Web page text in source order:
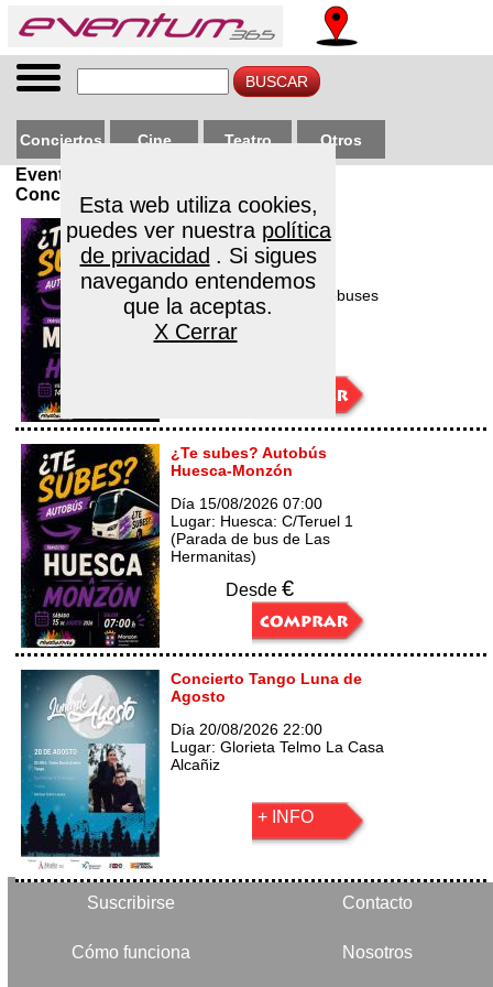
Esta web utiliza cookies,
puedes ver nuestra política
de privacidad . Si sigues
navegando entendemos
que la aceptas.
X Cerrar
Conciertos Cine Teatro Otros
Eventos > >
Conciertos
¿Te subes? Autobús
Monzón-Huesca
Día 14/08/2026 22:30
Lugar: Estación de autobuses
de Monzón
¿Te subes? Autobús
Huesca-Monzón
Día 15/08/2026 07:00
Lugar: Huesca: C/Teruel 1
(Parada de bus de Las
Hermanitas)
Desde €
Concierto Tango Luna de
Agosto
Día 20/08/2026 22:00
Lugar: Glorieta Telmo La Casa
Alcañiz
+ INFO
Suscribirse Contacto
Cómo funciona Nosotros